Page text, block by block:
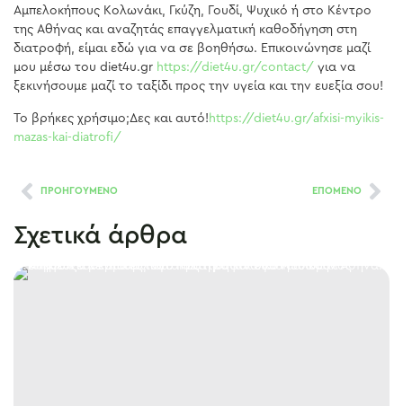
Αμπελοκήπους Κολωνάκι, Γκύζη, Γουδί, Ψυχικό ή στο Κέντρο
της Αθήνας και αναζητάς επαγγελματική καθοδήγηση στη
διατροφή, είμαι εδώ για να σε βοηθήσω. Επικοινώνησε μαζί
μου μέσω του diet4u.gr https://diet4u.gr/contact/ για να
ξεκινήσουμε μαζί το ταξίδι προς την υγεία και την ευεξία σου!
To βρήκες χρήσιμο;Δες και αυτό! https://diet4u.gr/afxisi-myikis-
mazas-kai-diatrofi/
ΠΡΟΗΓΟΥΜΕΝΟ ΕΠΟΜΕΝΟ
Σχετικά άρθρα